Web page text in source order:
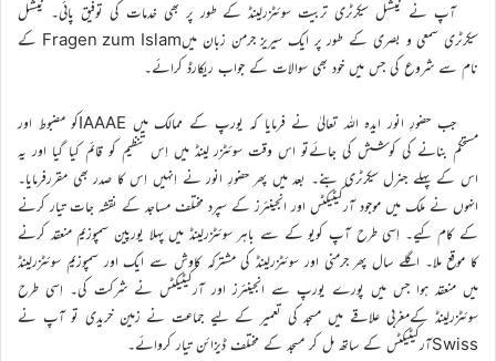
آپ نے نیشنل سیکرٹری تربیت سوئٹزرلینڈ کے طور پر بھی خدمات کی توفیق پائی۔ نیشنل
سیکرٹری سمعی و بصری کے طور پر ایک سیریز جرمن زبان میںFragen zum Islam کے
نام سے شروع کی جس میں خود بھی سوالات کے جواب ریکارڈ کرائے۔
جب حضورِ انور ایدہ اللہ تعالیٰ نے فرمایا کہ یورپ کے ممالک میں IAAAEکو مضبوط اور
مستحکم بنانے کی کوشش کی جائےتو اس وقت سوئٹزر لینڈ میں اِس تنظیم کو قائم کیا گیا اور یہ
اس کے پہلے جنرل سیکرٹری بنے۔ بعد میں پھر حضورِ انور نے اِنہیں اِس کا صدر بھی مقررفرمایا۔
انہوں نے ملک میں موجود آرکیٹیکٹس اور انجینئرز کے سپرد مختلف مساجد کے نقشہ جات تیار کرنے
کے کام کیے۔ اِسی طرح آپ کویو کے سے باہر سوئٹزرلینڈ میں پہلا یورپین سمپوزیم منعقد کرنے
کا موقع ملا۔ اگلے سال پھر جرمنی اور سوئٹزرلینڈ کی مشترکہ کاوش سے ایک اور سمپوزیم سوئٹزرلینڈ
میں منعقد ہوا جس میں پورے یورپ سے انجینئرز اور آرکیٹیکٹس نے شرکت کی۔ اِسی طرح
سوئٹزرلینڈ کےمغربی علاقے میں مسجد کی تعمیر کے لیے جماعت نے زمین خریدی تو آپ نے
Swissآرکیٹیکٹس کے ساتھ مل کر مسجد کے مختلف ڈیزائن تیار کروائے۔